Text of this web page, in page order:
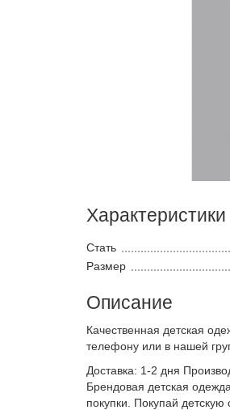
Характеристики
Стать
Размер
Описание
Качественная детская
телефону или в нашей
Доставка: 1-2 дня
Брендовая детская
покупки. Покупай